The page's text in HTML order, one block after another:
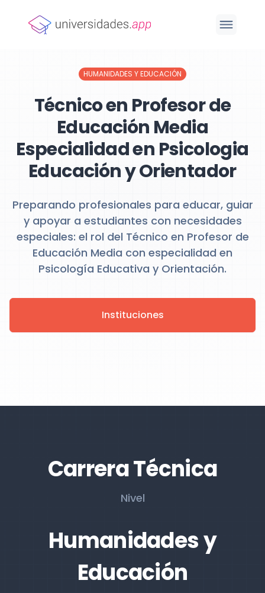
HUMANIDADES Y EDUCACIÓN
Técnico en Profesor de
Educación Media
Especialidad en Psicologia
Educación y Orientador
Preparando profesionales para educar, guiar
y apoyar a estudiantes con necesidades
especiales: el rol del Técnico en Profesor de
Educación Media con especialidad en
Psicología Educativa y Orientación.
Instituciones
Carrera Técnica
Nivel
Humanidades y
Educación